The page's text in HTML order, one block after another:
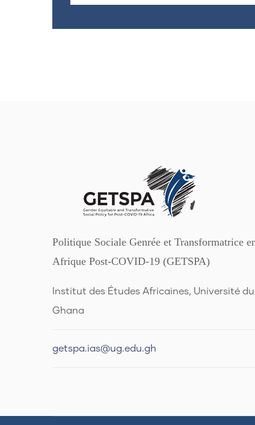
Politique Sociale Genrée et Transformatrice
Afrique Post-COVID-19 (GETSPA)
Institut des Études Africaines, Université du
Ghana
getspa.ias@ug.edu.gh